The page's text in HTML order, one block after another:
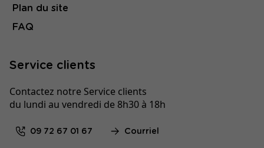
Plan du site
FAQ
Service clients
Contactez notre Service clients
du lundi au vendredi de 8h30 à 18h
09 72 67 01 67 Courriel